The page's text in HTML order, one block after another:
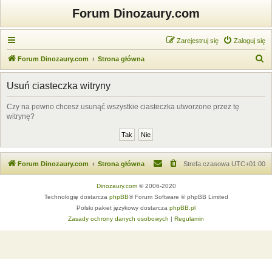
Forum Dinozaury.com
Zaloguj się
Zarejestruj się
Forum Dinozaury.com Strona główna
z
Usuń ciasteczka witryny
Czy na pewno chcesz usunąć wszystkie ciasteczka utworzone przez tę
witrynę?
Forum Dinozaury.com Strona główna Strefa czasowa UTC+01:00
Dinozaury.com© 2006-2020
Technologię dostarcza phpBB® Forum Software © phpBB Limited
Polski pakiet językowy dostarcza phpBB.pl
Zasady ochrony danych osobowych | Regulamin